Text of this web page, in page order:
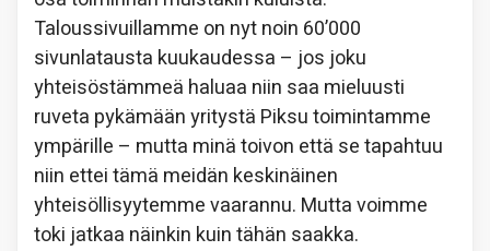
Taloussivuillamme on nyt noin 60’000
sivunlatausta kuukaudessa – jos joku
yhteisöstämmeä haluaa niin saa mieluusti
ruveta pykämään yritystä Piksu toimintamme
ympärille – mutta minä toivon että se tapahtuu
niin ettei tämä meidän keskinäinen
yhteisöllisyytemme vaarannu. Mutta voimme
toki jatkaa näinkin kuin tähän saakka.